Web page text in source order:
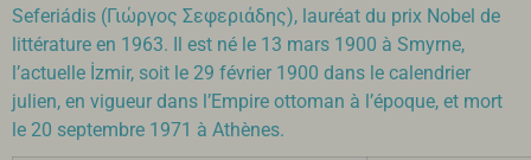
Seferiádis (Γιώργος Σεφεριάδης), lauréat du prix Nobel de
littérature en 1963. Il est né le 13 mars 1900 à Smyrne,
l’actuelle İzmir, soit le 29 février 1900 dans le calendrier
julien, en vigueur dans l’Empire ottoman à l’époque, et mort
le 20 septembre 1971 à Athènes.